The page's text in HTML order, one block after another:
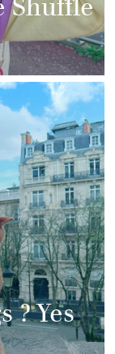
Shuffle
? Yes